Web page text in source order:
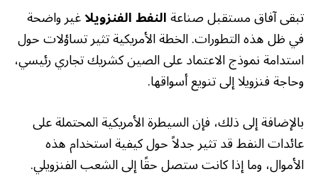
تبقى آفاق مستقبل صناعةالنفط الفنزويلاغير واضحة
في ظل هذه التطورات. الخطة الأمريكية تثير تساؤلات حول
استدامة نموذج الاعتماد على الصين كشريك تجاري رئيسي،
وحاجة فنزويلا إلى تنويع أسواقها.
بالإضافة إلى ذلك، فإن السيطرة الأمريكية المحتملة على
عائدات النفط قد تثير جدلاً حول كيفية استخدام هذه
الأموال، وما إذا كانت ستصل حقًا إلى الشعب الفنزويلي.